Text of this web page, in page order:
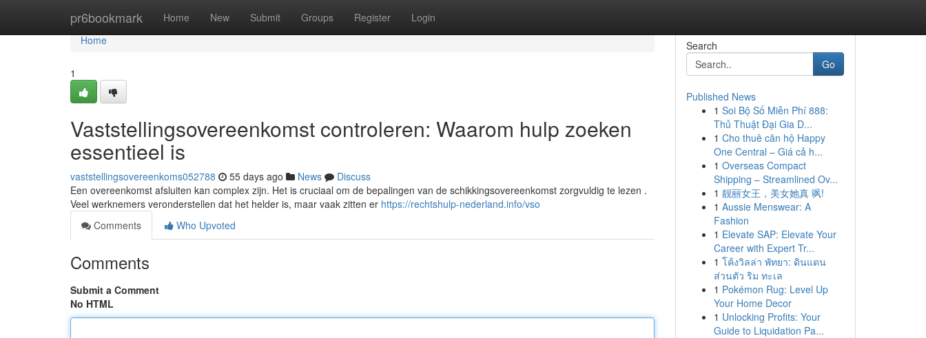
pr6bookmark Home New Submit Groups Register Login
Home
Home
1
Vaststellingsovereenkomst controleren: Waarom hulp zoeken
essentieel is
vaststellingsovereenkoms052788 55 days ago News
Discuss
Een overeenkomst afsluiten kan complex zijn. Het is cruciaal om de bepalingen van de schikkingsovereenkomst zorgvuldig te lezen .
Veel werknemers veronderstellen dat het helder is, maar vaak zitten er https://rechtshulp-nederland.info/vso
Comments
Who Upvoted
Comments
Submit a Comment
No HTML
Search
Go
Published News
1 Soi Bộ Số Miễn Phí 888:
Thủ Thuật Đại Gia D...
1 Cho thuê căn hộ Happy
One Central – Giá cả h...
1 Overseas Compact
Shipping – Streamlined Ov...
1 靓丽女王，美女她真 飒!
1 Aussie Menswear: A
Fashion
1 Elevate SAP: Elevate Your
Career with Expert Tr...
1 โค้งวิลล่า พัทยา: ดินแดน
ส่วนตัว ริม ทะเล
1 Pokémon Rug: Level Up
Your Home Decor
1 Unlocking Profits: Your
Guide to Liquidation Pa...